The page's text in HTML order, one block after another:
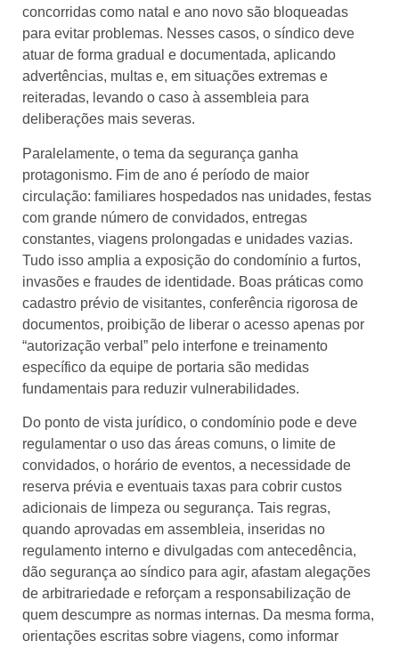
concorridas como natal e ano novo são bloqueadas
para evitar problemas. Nesses casos, o síndico deve
atuar de forma gradual e documentada, aplicando
advertências, multas e, em situações extremas e
reiteradas, levando o caso à assembleia para
deliberações mais severas.​
Paralelamente, o tema da segurança ganha
protagonismo. Fim de ano é período de maior
circulação: familiares hospedados nas unidades, festas
com grande número de convidados, entregas
constantes, viagens prolongadas e unidades vazias.
Tudo isso amplia a exposição do condomínio a furtos,
invasões e fraudes de identidade. Boas práticas como
cadastro prévio de visitantes, conferência rigorosa de
documentos, proibição de liberar o acesso apenas por
“autorização verbal” pelo interfone e treinamento
específico da equipe de portaria são medidas
fundamentais para reduzir vulnerabilidades.​
Do ponto de vista jurídico, o condomínio pode e deve
regulamentar o uso das áreas comuns, o limite de
convidados, o horário de eventos, a necessidade de
reserva prévia e eventuais taxas para cobrir custos
adicionais de limpeza ou segurança. Tais regras,
quando aprovadas em assembleia, inseridas no
regulamento interno e divulgadas com antecedência,
dão segurança ao síndico para agir, afastam alegações
de arbitrariedade e reforçam a responsabilização de
quem descumpre as normas internas. Da mesma forma,
orientações escritas sobre viagens, como informar